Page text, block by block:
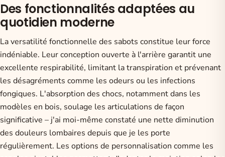
Des fonctionnalités adaptées au
quotidien moderne
La versatilité fonctionnelle des sabots constitue leur force
indéniable. Leur conception ouverte à l'arrière garantit une
excellente respirabilité, limitant la transpiration et prévenant
les désagréments comme les odeurs ou les infections
fongiques. L'absorption des chocs, notamment dans les
modèles en bois, soulage les articulations de façon
significative – j'ai moi-même constaté une nette diminution
des douleurs lombaires depuis que je les porte
régulièrement. Les options de personnalisation comme les